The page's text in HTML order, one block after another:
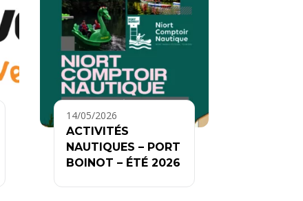
14/05/2026
ACTIVITÉS
NAUTIQUES – PORT
BOINOT – ÉTÉ 2026